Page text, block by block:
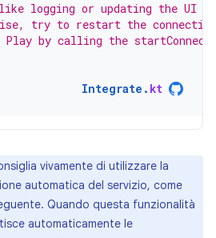
logging or updating the UI
try to restart the
Play by calling the
Integrate . kt
vivamente di utilizzare la
automatica del servizio, come
Quando questa funzionalità
automaticamente le